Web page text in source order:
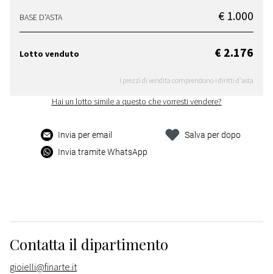
BASE D'ASTA € 1.000
Lotto venduto € 2.176
I prezzi di vendita comprendono i diritti d'asta
Hai un lotto simile a questo che vorresti vendere?
Invia per email
Invia tramite WhatsApp
Salva per dopo
Contatta il dipartimento
gioielli@finarte.it